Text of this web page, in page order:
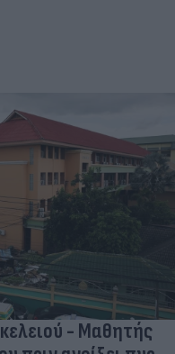
- Μαθητής